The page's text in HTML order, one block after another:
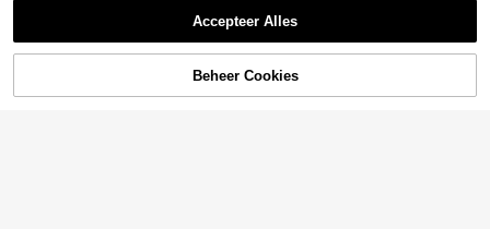
TOEVOEGEN AAN WINKELWAGEN
Accepteer Alles
Beheer Cookies